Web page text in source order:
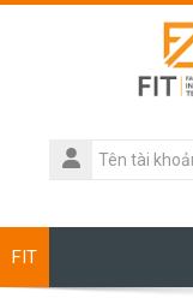
Tên
tài
FIT